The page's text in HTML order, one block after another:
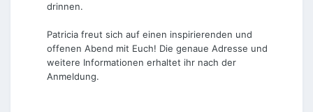
drinnen.
Patricia freut sich auf einen inspirierenden und
offenen Abend mit Euch! Die genaue Adresse und
weitere Informationen erhaltet ihr nach der
Anmeldung.